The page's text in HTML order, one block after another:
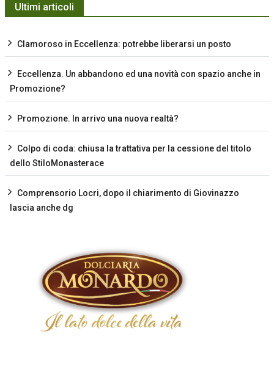
Ultimi articoli
Clamoroso in Eccellenza: potrebbe liberarsi un posto
Eccellenza. Un abbandono ed una novità con spazio anche in
Promozione?
Promozione. In arrivo una nuova realtà?
Colpo di coda: chiusa la trattativa per la cessione del titolo
dello StiloMonasterace
Comprensorio Locri, dopo il chiarimento di Giovinazzo
lascia anche dg